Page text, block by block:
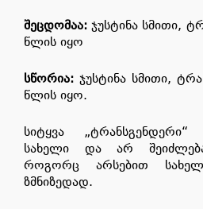
შეცდომაა: ჯუსტინა სმითი,
წლის იყო
სწორია: ჯუსტინა სმითი,
წლის იყო.
სიტყვა
სახელი და არ
როგორც არსებით
ზმნიზედად.